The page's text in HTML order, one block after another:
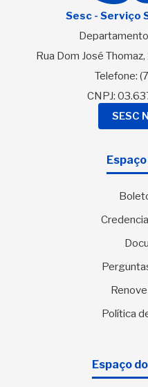
Sesc - Serviço
Rua Dom José
Telefone:
CNPJ:
SESC
Política
Espaço